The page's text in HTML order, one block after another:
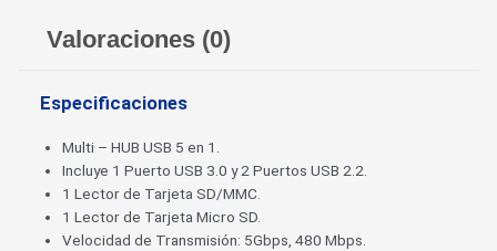
Valoraciones (0)
Especificaciones
Multi – HUB USB 5 en 1.
Incluye 1 Puerto USB 3.0 y 2 Puertos USB 2.2.
1 Lector de Tarjeta SD/MMC.
1 Lector de Tarjeta Micro SD.
Velocidad de Transmisión: 5Gbps, 480 Mbps.